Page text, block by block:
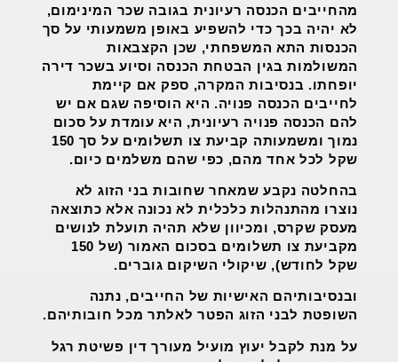
מהחייבים הכנסה רעיונית בגובה שכר המינימום,
לא יהיה בכך כדי להשפיע באופן משמעותי על סך
הכנסות התא המשפחתי, שכן הקצבאות
המשולמות בגין הבטחת הכנסה וסיוע בשכר דירה
יופחתו. בנסיבות המקרה, ספק אם קיימת
לחייבים הכנסה פנויה. היא הוסיפה שגם אם יש
להם הכנסה פנויה רעיונית, היא עומדת על סכום
נמוך ומשמעותה קביעת צו תשלומים על סך 150
שקל לכל אחד מהם, כפי שהם משלמים כיום.
בהחלטה נקבע שמאחר שחובות בני הזוג לא
נוצרו מהתנהלות כלכלית לא נכונה אלא כתוצאה
מעסק שקרס, ומכיוון שלא תהיה תועלת לנושים
מקביעת צו תשלומים בסכום האמור (של 150
שקל לחודש), שיקולי השיקום גוברים.
ובנסיבותיהם האישיות של החייבים, נתנה
השופטת לבני הזוג הפטר לאלתר מכל חובותיהם.
על מנת לקבל יעוץ מועיל מעורך דין פשיטת רגל